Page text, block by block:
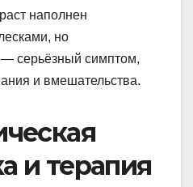
наполнен
но
серьёзный симптом,
и вмешательства.
и терапия